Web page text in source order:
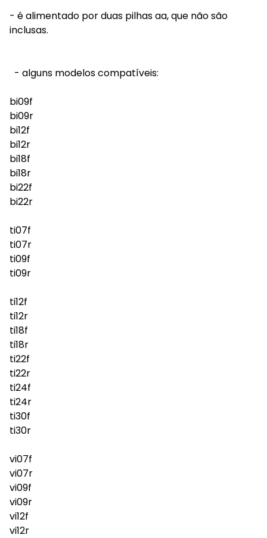
- é alimentado por duas pilhas aa, que não são
inclusas.
- alguns modelos compatíveis:
bi09f
bi09r
bi12f
bi12r
bi18f
bi18r
bi22f
bi22r
ti07f
ti07r
ti09f
ti09r
ti12f
ti12r
ti18f
ti18r
ti22f
ti22r
ti24f
ti24r
ti30f
ti30r
vi07f
vi07r
vi09f
vi09r
vi12f
vi12r